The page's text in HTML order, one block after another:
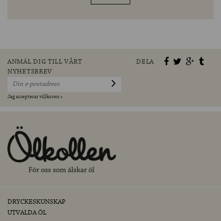
ANMÄL DIG TILL VÅRT
NYHETSBREV
Jag accepterar villkoren »
DELA
DRYCKESKUNSKAP
UTVALDA ÖL